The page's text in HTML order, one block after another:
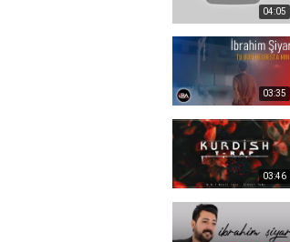
04:05
03:35
03:46